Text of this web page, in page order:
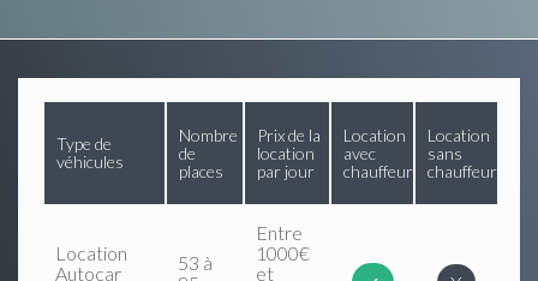
Type de
véhicules
Nombre
de
places
Prix de la
location
par jour
Location
avec
chauffeur
Location
sans
chauffeur
Location
Autocar
53 à
Entre
1000€
et